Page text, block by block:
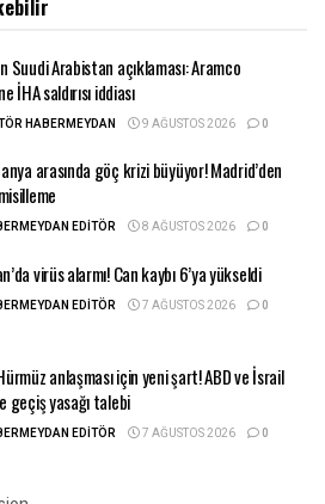
Suudi Arabistan açıklaması: Aramco
İHA saldırısı iddiası
HABERMEYDAN 9 AĞUSTOS 2026 0
arasında göç krizi büyüyor! Madrid’den
EDITÖR 8 AĞUSTOS 2026 0
virüs alarmı! Can kaybı 6’ya yükseldi
EDITÖR 7 AĞUSTOS 2026 0
anlaşması için yeni şart! ABD ve İsrail
geçiş yasağı talebi
EDITÖR 7 AĞUSTOS 2026 0